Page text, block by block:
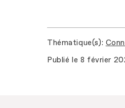
Thématique(s)
Publié le 8 février